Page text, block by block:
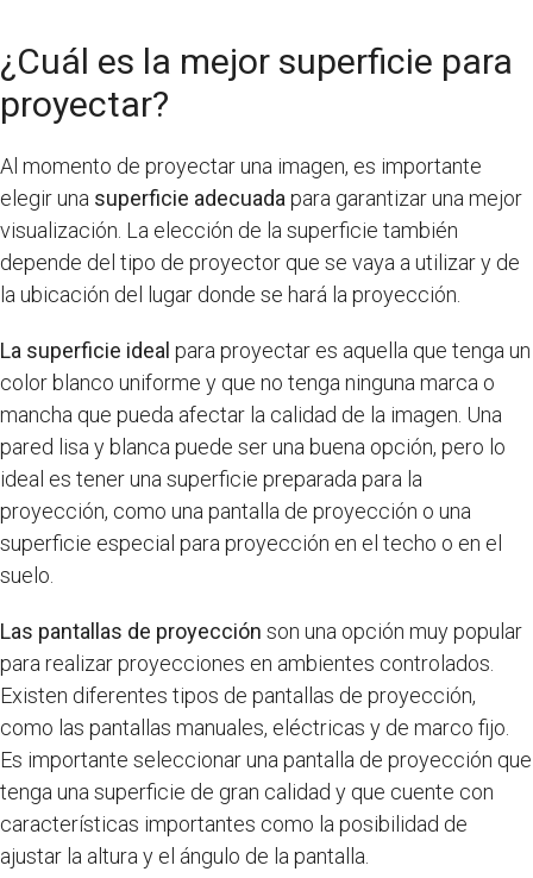
¿Cuál es la mejor superficie para
proyectar?
Al momento de proyectar una imagen, es importante
elegir una superficie adecuada para garantizar una mejor
visualización. La elección de la superficie también
depende del tipo de proyector que se vaya a utilizar y de
la ubicación del lugar donde se hará la proyección.
La superficie ideal para proyectar es aquella que tenga un
color blanco uniforme y que no tenga ninguna marca o
mancha que pueda afectar la calidad de la imagen. Una
pared lisa y blanca puede ser una buena opción, pero lo
ideal es tener una superficie preparada para la
proyección, como una pantalla de proyección o una
superficie especial para proyección en el techo o en el
suelo.
Las pantallas de proyección son una opción muy popular
para realizar proyecciones en ambientes controlados.
Existen diferentes tipos de pantallas de proyección,
como las pantallas manuales, eléctricas y de marco fijo.
Es importante seleccionar una pantalla de proyección que
tenga una superficie de gran calidad y que cuente con
características importantes como la posibilidad de
ajustar la altura y el ángulo de la pantalla.